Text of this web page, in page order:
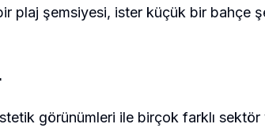
plaj şemsiyesi, ister küçük bir
görünümleri ile birçok farklı